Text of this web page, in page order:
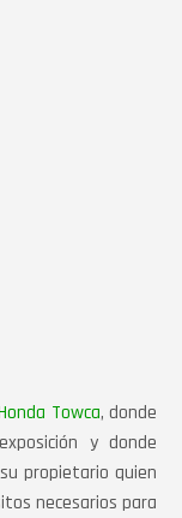
Towca, donde
y donde
propietario quien
necesarios para